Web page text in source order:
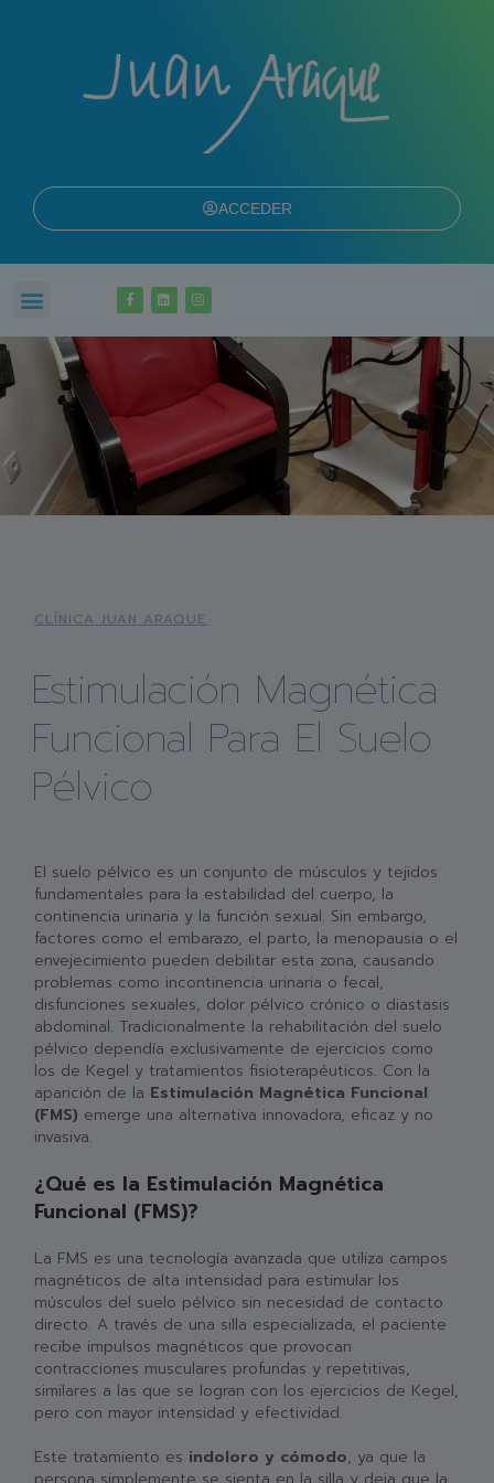
ACCEDER
CLÍNICA JUAN ARAQUE
Estimulación Magnética
Funcional Para El Suelo
Pélvico
El suelo pélvico es un conjunto de músculos y tejidos
fundamentales para la estabilidad del cuerpo, la
continencia urinaria y la función sexual. Sin embargo,
factores como el embarazo, el parto, la menopausia o el
envejecimiento pueden debilitar esta zona, causando
problemas como incontinencia urinaria o fecal,
disfunciones sexuales, dolor pélvico crónico o diastasis
abdominal. Tradicionalmente la rehabilitación del suelo
pélvico dependía exclusivamente de ejercicios como
los de Kegel y tratamientos fisioterapéuticos. Con la
aparición de la Estimulación Magnética Funcional
(FMS) emerge una alternativa innovadora, eficaz y no
invasiva.
¿Qué es la Estimulación Magnética
Funcional (FMS)?
La FMS es una tecnología avanzada que utiliza campos
magnéticos de alta intensidad para estimular los
músculos del suelo pélvico sin necesidad de contacto
directo. A través de una silla especializada, el paciente
recibe impulsos magnéticos que provocan
contracciones musculares profundas y repetitivas,
similares a las que se logran con los ejercicios de Kegel,
pero con mayor intensidad y efectividad.
Este tratamiento es indoloro y cómodo, ya que la